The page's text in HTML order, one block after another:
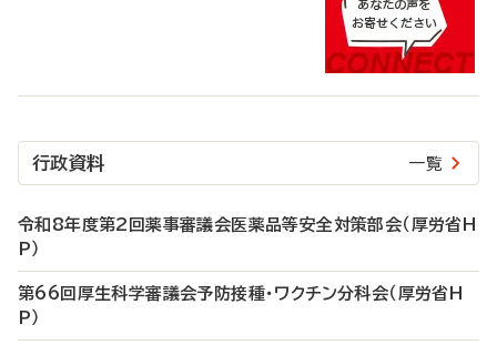
行政資料 一覧
令和8年度第2回薬事審議会医薬品等安全対策部会（厚労省H
P）
第66回厚生科学審議会予防接種・ワクチン分科会（厚労省H
P）